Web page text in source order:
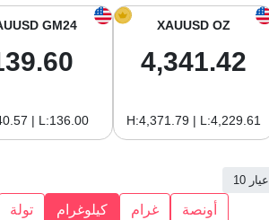
XAUUSD OZ
4,341.42
H:4,371.79 | L:4,229.61
GM24
| L:136.00
عيار 10
أونصة غرام كيلوغرام تولة